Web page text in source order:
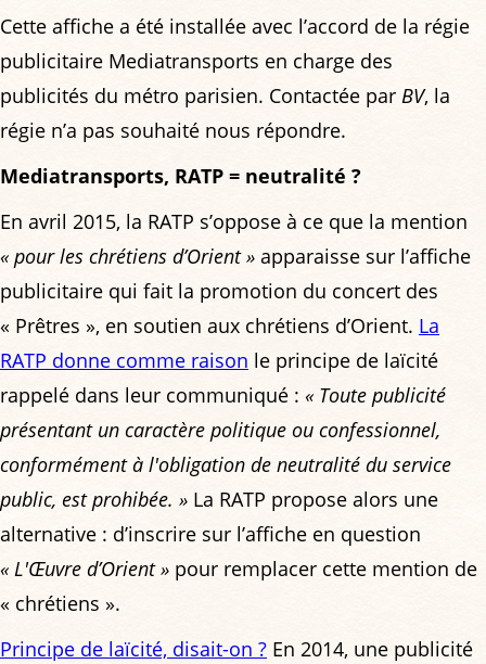
Cette affiche a été installée avec l’accord de la régie
publicitaire Mediatransports en charge des
publicités du métro parisien. Contactée par BV, la
régie n’a pas souhaité nous répondre.
Mediatransports, RATP = neutralité ?
En avril 2015, la RATP s’oppose à ce que la mention
« pour les chrétiens d’Orient » apparaisse sur l’affiche
publicitaire qui fait la promotion du concert des
« Prêtres », en soutien aux chrétiens d’Orient. La
RATP donne comme raison le principe de laïcité
rappelé dans leur communiqué : « Toute publicité
présentant un caractère politique ou confessionnel,
conformément à l'obligation de neutralité du service
public, est prohibée. » La RATP propose alors une
alternative : d’inscrire sur l’affiche en question
« L'Œuvre d’Orient » pour remplacer cette mention de
« chrétiens ».
Principe de laïcité, disait-on ? En 2014, une publicité